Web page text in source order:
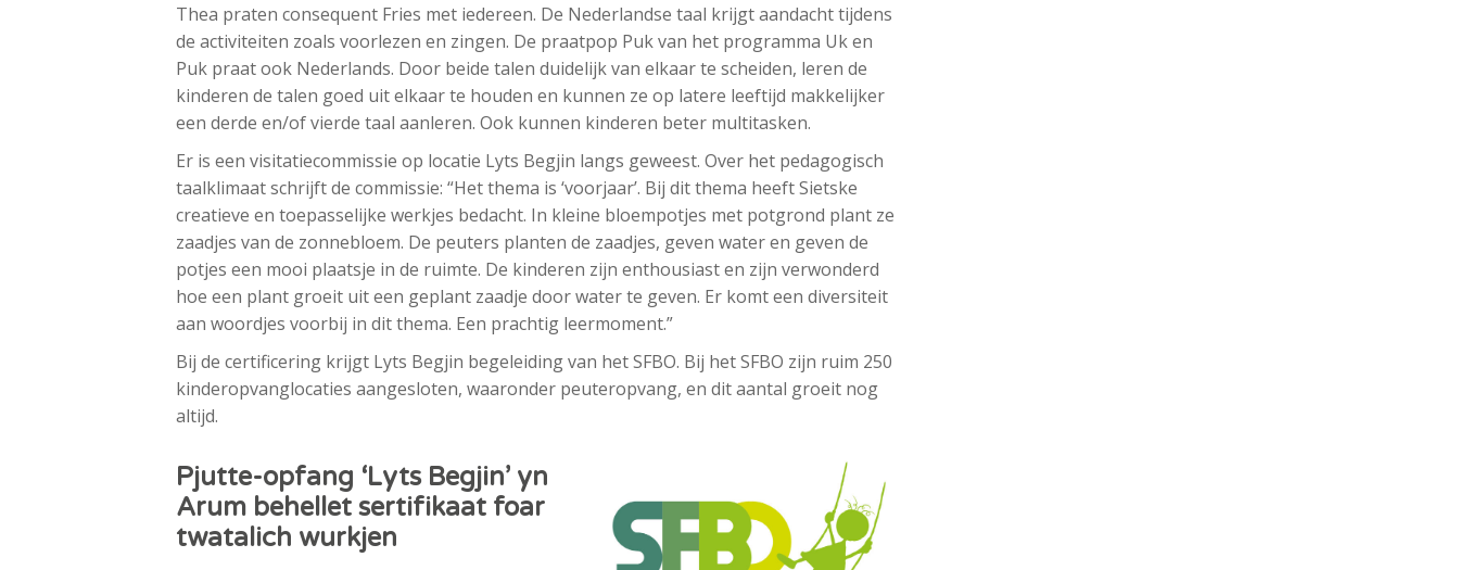
Thea praten consequent Fries met iedereen. De Nederlandse taal krijgt aandacht tijdens
de activiteiten zoals voorlezen en zingen. De praatpop Puk van het programma Uk en
Puk praat ook Nederlands. Door beide talen duidelijk van elkaar te scheiden, leren de
kinderen de talen goed uit elkaar te houden en kunnen ze op latere leeftijd makkelijker
een derde en/of vierde taal aanleren. Ook kunnen kinderen beter multitasken.
Er is een visitatiecommissie op locatie Lyts Begjin langs geweest. Over het pedagogisch
taalklimaat schrijft de commissie: “Het thema is ‘voorjaar’. Bij dit thema heeft Sietske
creatieve en toepasselijke werkjes bedacht. In kleine bloempotjes met potgrond plant ze
zaadjes van de zonnebloem. De peuters planten de zaadjes, geven water en geven de
potjes een mooi plaatsje in de ruimte. De kinderen zijn enthousiast en zijn verwonderd
hoe een plant groeit uit een geplant zaadje door water te geven. Er komt een diversiteit
aan woordjes voorbij in dit thema. Een prachtig leermoment.”
Bij de certificering krijgt Lyts Begjin begeleiding van het SFBO. Bij het SFBO zijn ruim 250
kinderopvanglocaties aangesloten, waaronder peuteropvang, en dit aantal groeit nog
altijd.
Pjutte-opfang ‘Lyts Begjin’ yn
Arum behellet sertifikaat foar
twatalich wurkjen